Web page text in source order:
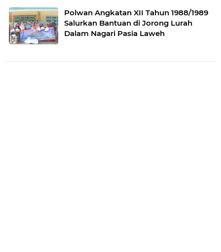
Polwan Angkatan XII Tahun 1988/1989
Salurkan Bantuan di Jorong Lurah
Dalam Nagari Pasia Laweh